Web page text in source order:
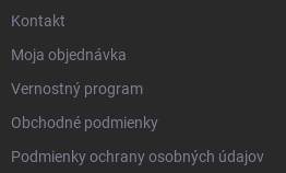
Kontakt
Moja objednávka
Vernostný program
Obchodné podmienky
Podmienky ochrany osobných údajov